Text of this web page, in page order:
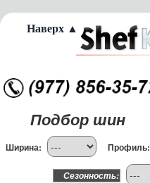
Подбор шин
Ширина: Профиль:
Сезонность:
Наверх ▲